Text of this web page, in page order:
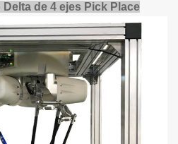
de 4 ejes Pick Place